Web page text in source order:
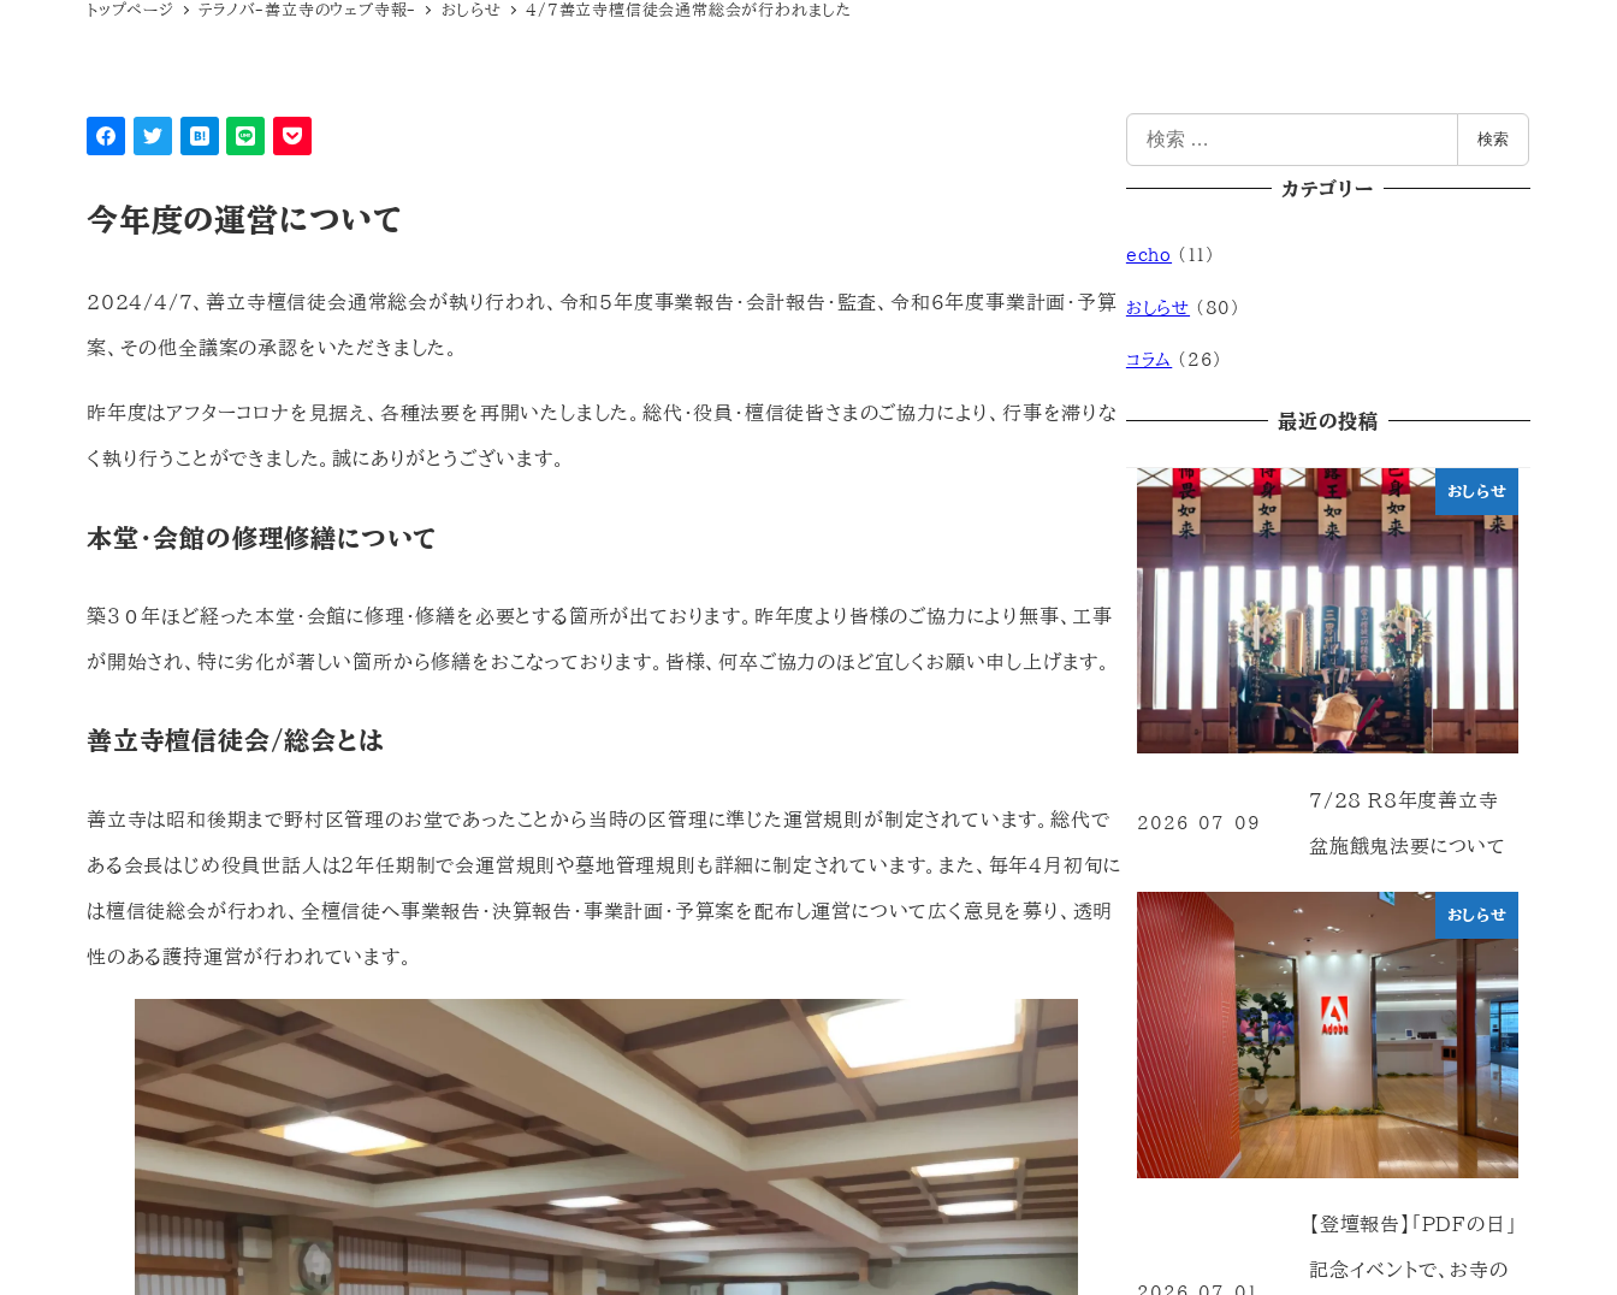
トップページ テラノバ-善立寺のウェブ寺報- おしらせ 4/7善立寺檀信徒会通常総会が行われました
今年度の運営について
2024/4/7、善立寺檀信徒会通常総会が執り行われ、令和5年度事業報告・会計報告・監査、令和6年度事業計画・予算
案、その他全議案の承認をいただきました。
昨年度はアフターコロナを見据え、各種法要を再開いたしました。総代・役員・檀信徒皆さまのご協力により、行事を滞りな
く執り行うことができました。誠にありがとうございます。
本堂・会館の修理修繕について
築３０年ほど経った本堂・会館に修理・修繕を必要とする箇所が出ております。昨年度より皆様のご協力により無事、工事
が開始され、特に劣化が著しい箇所から修繕をおこなっております。皆様、何卒ご協力のほど宜しくお願い申し上げます。
善立寺檀信徒会/総会とは
善立寺は昭和後期まで野村区管理のお堂であったことから当時の区管理に準じた運営規則が制定されています。総代で
ある会長はじめ役員世話人は２年任期制で会運営規則や墓地管理規則も詳細に制定されています。また、毎年４月初旬に
は檀信徒総会が行われ、全檀信徒へ事業報告・決算報告・事業計画・予算案を配布し運営について広く意見を募り、透明
性のある護持運営が行われています。
検索
カテゴリー
echo (11)
おしらせ (80)
コラム (26)
最近の投稿
おしらせ
7/28 R8年度善立寺
盆施餓鬼法要について
2026-07-09
おしらせ
【登壇報告】「PDFの日」
記念イベントで、お寺の